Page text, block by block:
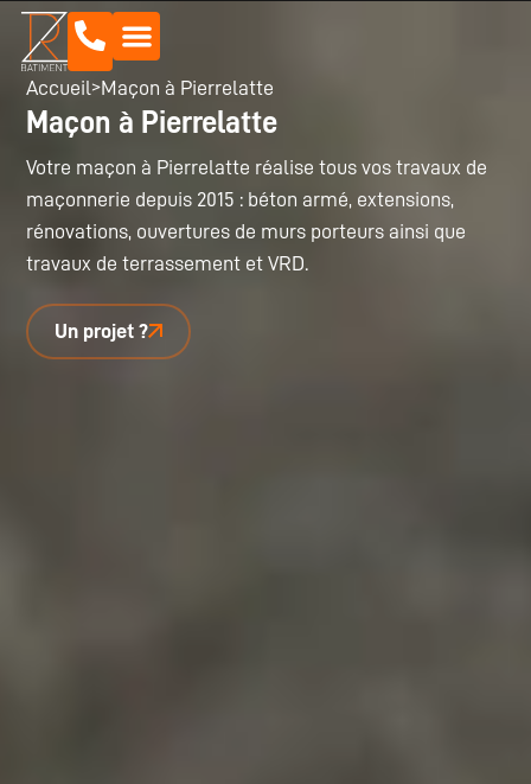
Accueil>Maçon à Pierrelatte
Maçon à Pierrelatte
Votre maçon à Pierrelatte réalise tous vos travaux de
maçonnerie depuis 2015 : béton armé, extensions,
rénovations, ouvertures de murs porteurs ainsi que
travaux de terrassement et VRD.
Un projet ?